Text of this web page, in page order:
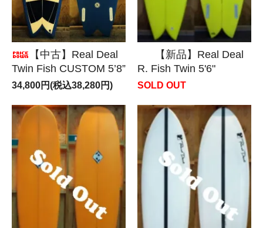
【中古】Real Deal
Twin Fish CUSTOM 5’8”
34,800円(税込38,280円)
【新品】Real Deal
R. Fish Twin 5'6"
SOLD OUT